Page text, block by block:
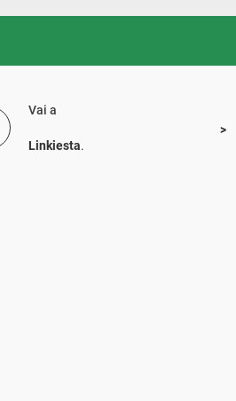
Vai a
Linkiesta.